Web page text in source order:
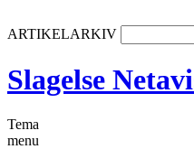
ARTIKELARKIV
Slagelse
Tema
menu